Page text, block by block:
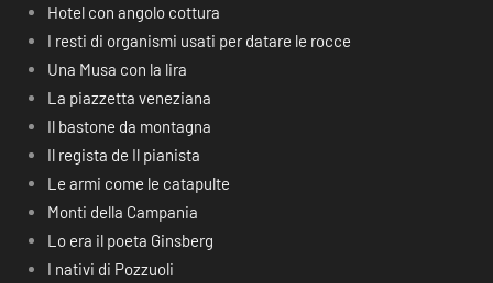
Hotel con angolo cottura
I resti di organismi usati per datare le rocce
Una Musa con la lira
La piazzetta veneziana
Il bastone da montagna
Il regista de Il pianista
Le armi come le catapulte
Monti della Campania
Lo era il poeta Ginsberg
I nativi di Pozzuoli